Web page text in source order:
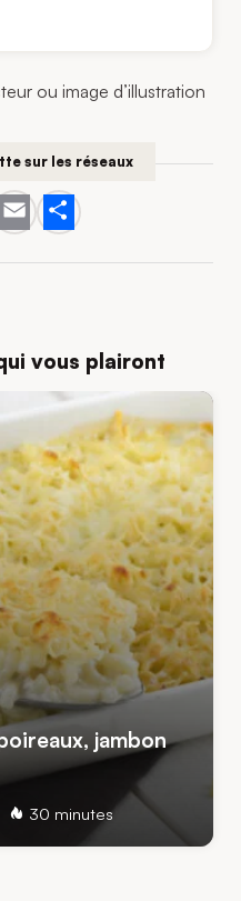
ou image d’illustration
sur les réseaux
EmailShare
vous plairont
jambon
30 minutes